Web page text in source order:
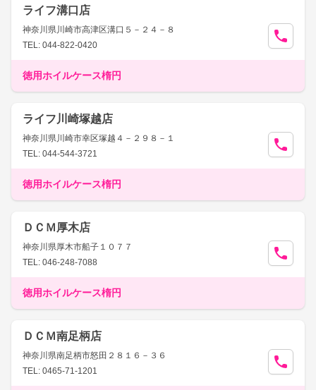
ライフ溝口店
神奈川県川崎市高津区溝口５－２４－８
TEL: 044-822-0420
徳用ホイルケース楕円
ライフ川崎塚越店
神奈川県川崎市幸区塚越４－２９８－１
TEL: 044-544-3721
徳用ホイルケース楕円
ＤＣＭ厚木店
神奈川県厚木市船子１０７７
TEL: 046-248-7088
徳用ホイルケース楕円
ＤＣＭ南足柄店
神奈川県南足柄市怒田２８１６－３６
TEL: 0465-71-1201